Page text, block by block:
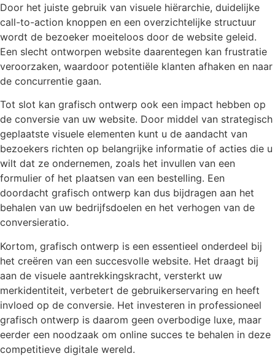
Door het juiste gebruik van visuele hiërarchie, duidelijke
call-to-action knoppen en een overzichtelijke structuur
wordt de bezoeker moeiteloos door de website geleid.
Een slecht ontworpen website daarentegen kan frustratie
veroorzaken, waardoor potentiële klanten afhaken en naar
de concurrentie gaan.
Tot slot kan grafisch ontwerp ook een impact hebben op
de conversie van uw website. Door middel van strategisch
geplaatste visuele elementen kunt u de aandacht van
bezoekers richten op belangrijke informatie of acties die u
wilt dat ze ondernemen, zoals het invullen van een
formulier of het plaatsen van een bestelling. Een
doordacht grafisch ontwerp kan dus bijdragen aan het
behalen van uw bedrijfsdoelen en het verhogen van de
conversieratio.
Kortom, grafisch ontwerp is een essentieel onderdeel bij
het creëren van een succesvolle website. Het draagt bij
aan de visuele aantrekkingskracht, versterkt uw
merkidentiteit, verbetert de gebruikerservaring en heeft
invloed op de conversie. Het investeren in professioneel
grafisch ontwerp is daarom geen overbodige luxe, maar
eerder een noodzaak om online succes te behalen in deze
competitieve digitale wereld.